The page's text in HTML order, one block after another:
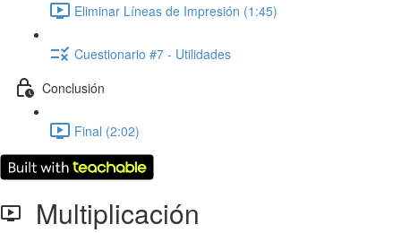
Eliminar Líneas de Impresión (1:45)
Cuestionario #7 - Utilidades
Conclusión
Final (2:02)
Multiplicación